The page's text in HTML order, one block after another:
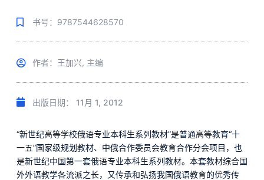
书号：9787544628570
作者：王加兴, 主编
出版日期： 11月 1, 2012
“新世纪高等学校俄语专业本科生系列教材”是普通高等教育“十
一五”国家级规划教材、中俄合作委员会教育合作分会项目，也
是新世纪中国第一套俄语专业本科生系列教材。本套教材综合国
外外语教学各流派之长，又传承和弘扬我国俄语教育的优秀传